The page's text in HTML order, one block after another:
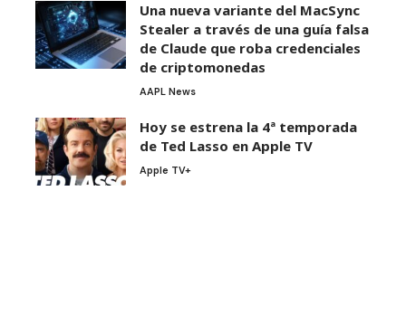
Una nueva variante del MacSync
Stealer a través de una guía falsa
de Claude que roba credenciales
de criptomonedas
AAPL News
Hoy se estrena la 4ª temporada
de Ted Lasso en Apple TV
Apple TV+